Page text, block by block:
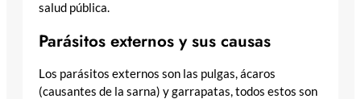
salud pública.
Parásitos externos y sus causas
Los parásitos externos son las pulgas, ácaros
(causantes de la sarna) y garrapatas, todos estos son